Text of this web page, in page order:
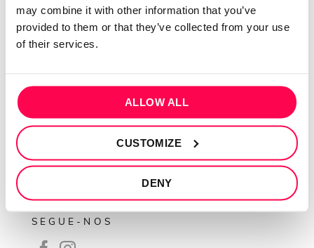
may combine it with other information that you’ve
provided to them or that they’ve collected from your use
of their services.
ALLOW ALL
CUSTOMIZE
DENY
Contactos
Conta cliente
Política de privacidade
Termos e condições
Resolução de conflitos
SEGUE-NOS